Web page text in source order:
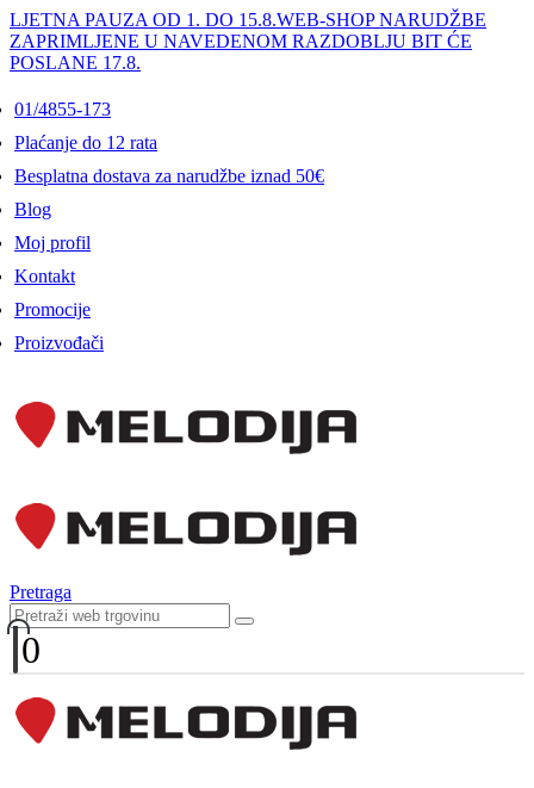
LJETNA PAUZA OD 1. DO 15.8.WEB-SHOP NARUDŽBE
ZAPRIMLJENE U NAVEDENOM RAZDOBLJU BIT ĆE
POSLANE 17.8.
01/4855-173
Plaćanje do 12 rata
Besplatna dostava za narudžbe iznad 50€
Blog
Moj profil
Kontakt
Promocije
Proizvođači
Pretraga
0